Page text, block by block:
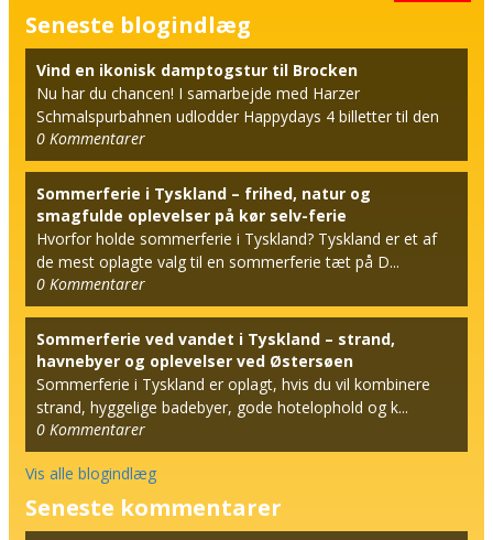
Seneste blogindlæg
Vind en ikonisk damptogstur til Brocken
Nu har du chancen! I samarbejde med Harzer
Schmalspurbahnen udlodder Happydays 4 billetter til den
berømt...
0 Kommentarer
Sommerferie i Tyskland – frihed, natur og
smagfulde oplevelser på kør selv-ferie
Hvorfor holde sommerferie i Tyskland? Tyskland er et af
de mest oplagte valg til en sommerferie tæt på D...
0 Kommentarer
Sommerferie ved vandet i Tyskland – strand,
havnebyer og oplevelser ved Østersøen
Sommerferie i Tyskland er oplagt, hvis du vil kombinere
strand, hyggelige badebyer, gode hotelophold og k...
0 Kommentarer
Vis alle blogindlæg
Seneste kommentarer